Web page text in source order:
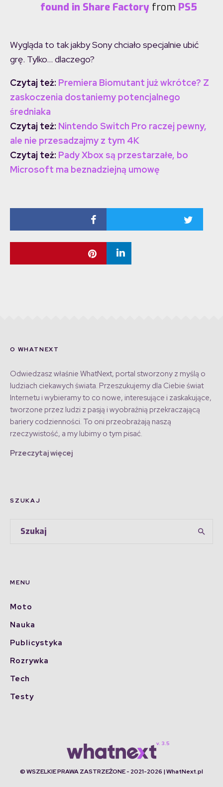
found in Share Factory from PS5
Wygląda to tak jakby Sony chciało specjalnie ubić
grę. Tylko… dlaczego?
Czytaj też: Premiera Biomutant już wkrótce? Z
zaskoczenia dostaniemy potencjalnego
średniaka
Czytaj też: Nintendo Switch Pro raczej pewny,
ale nie przesadzajmy z tym 4K
Czytaj też: Pady Xbox są przestarzałe, bo
Microsoft ma beznadziejną umowę
O WHATNEXT
Odwiedzasz właśnie WhatNext, portal stworzony z myślą o
ludziach ciekawych świata. Przeszukujemy dla Ciebie świat
Internetu i wybieramy to co nowe, interesujące i zaskakujące,
tworzone przez ludzi z pasją i wyobraźnią przekraczającą
bariery codzienności. To oni przeobrażają naszą
rzeczywistość, a my lubimy o tym pisać.
Przeczytaj więcej
SZUKAJ
MENU
Moto
Nauka
Publicystyka
Rozrywka
Tech
Testy
© WSZELKIE PRAWA ZASTRZEŻONE - 2021-2026 | WhatNext.pl